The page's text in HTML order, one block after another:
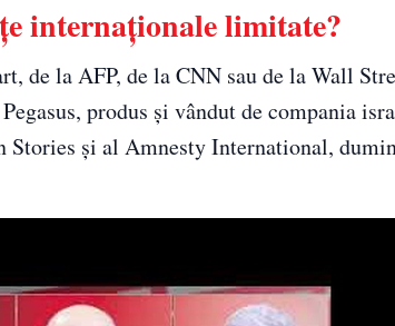
internaţionale limitate?
de la AFP, de la CNN sau de la Wall
produs şi vândut de compania
şi al Amnesty International,